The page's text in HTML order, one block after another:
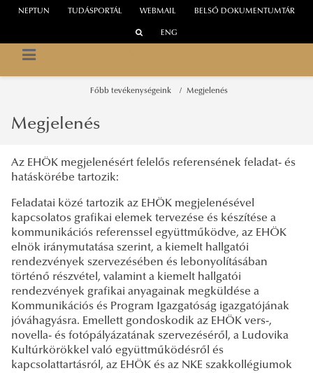
WEBMAIL
NEPTUN TUDÁSPORTÁL BELSŐ DOKUMENTUMTÁR
ENG
Főbb tevékenységeink Megjelenés
Megjelenés
Az EHÖK megjelenésért felelős referensének feladat- és
hatáskörébe tartozik:
Feladatai közé tartozik az EHÖK megjelenésével
kapcsolatos grafikai elemek tervezése és készítése a
kommunikációs referenssel együttműködve, az EHÖK
elnök iránymutatása szerint, a kiemelt hallgatói
rendezvények szervezésében és lebonyolításában
történő részvétel, valamint a kiemelt hallgatói
rendezvények grafikai anyagainak megküldése a
Kommunikációs és Program Igazgatóság igazgatójának
jóváhagyásra. Emellett gondoskodik az EHÖK vers-,
novella- és fotópályázatának szervezéséről, a Ludovika
Kultúrkörökkel való együttműködésről és
kapcsolattartásról, az EHÖK és az NKE szakkollégiumok